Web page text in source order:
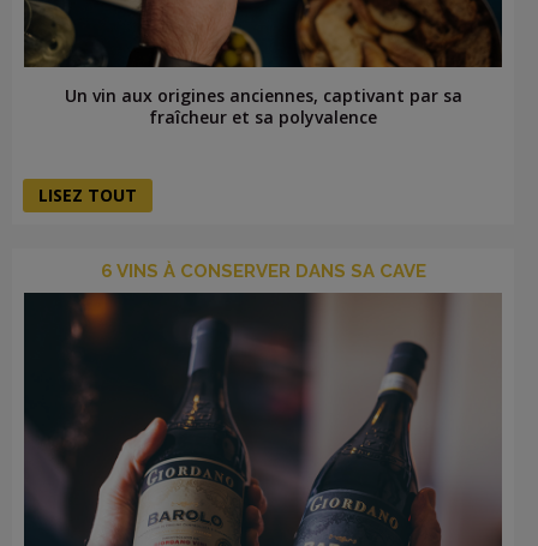
Un vin aux origines anciennes, captivant par sa
fraîcheur et sa polyvalence
LISEZ TOUT
6 VINS À CONSERVER DANS SA CAVE